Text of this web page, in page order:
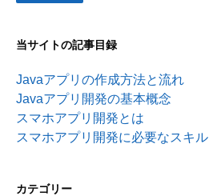
当サイトの記事目録
Javaアプリの作成方法と流れ
Javaアプリ開発の基本概念
スマホアプリ開発とは
スマホアプリ開発に必要なスキル
カテゴリー